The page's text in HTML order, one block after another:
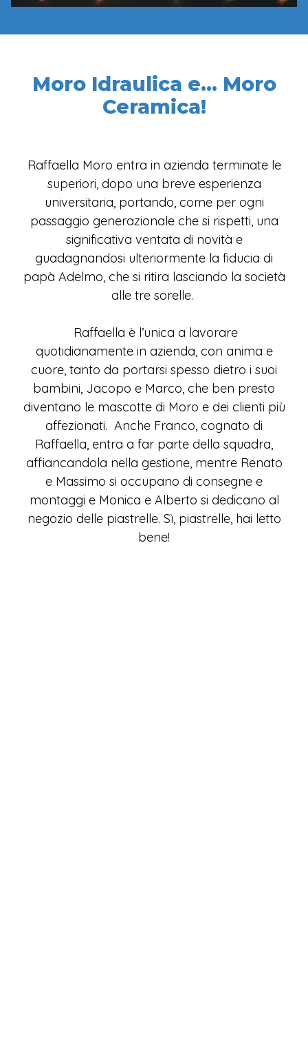
Moro Idraulica e... Moro
Ceramica!
Raffaella Moro entra in azienda terminate le
superiori, dopo una breve esperienza
universitaria, portando, come per ogni
passaggio generazionale che si rispetti, una
significativa ventata di novità e
guadagnandosi ulteriormente la fiducia di
papà Adelmo, che si ritira lasciando la società
alle tre sorelle.
Raffaella è l’unica a lavorare
quotidianamente in azienda, con anima e
cuore, tanto da portarsi spesso dietro i suoi
bambini, Jacopo e Marco, che ben presto
diventano le mascotte di Moro e dei clienti più
affezionati. Anche Franco, cognato di
Raffaella, entra a far parte della squadra,
affiancandola nella gestione, mentre Renato
e Massimo si occupano di consegne e
montaggi e Monica e Alberto si dedicano al
negozio delle piastrelle. Sì, piastrelle, hai letto
bene!